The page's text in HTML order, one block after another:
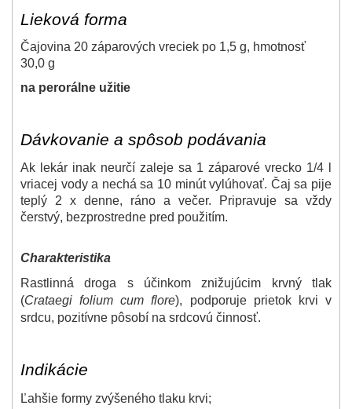
Lieková forma
Čajovina 20 záparových vreciek po 1,5 g, hmotnosť
30,0 g
na perorálne užitie
Dávkovanie a spôsob podávania
Ak lekár inak neurčí zaleje sa 1 záparové vrecko 1/4 l
vriacej vody a nechá sa 10 minút vylúhovať. Čaj sa pije
teplý 2 x denne, ráno a večer. Pripravuje sa vždy
čerstvý, bezprostredne pred použitím.
Charakteristika
Rastlinná droga s účinkom znižujúcim krvný tlak
(Crataegi folium cum flore),
podporuje prietok krvi v
srdcu, pozitívne pôsobí na srdcovú činnosť.
Indikácie
Ľahšie formy zvýšeného tlaku krvi;